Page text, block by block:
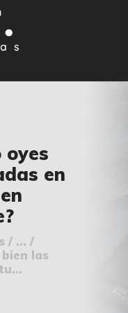
oyes
en
...
las